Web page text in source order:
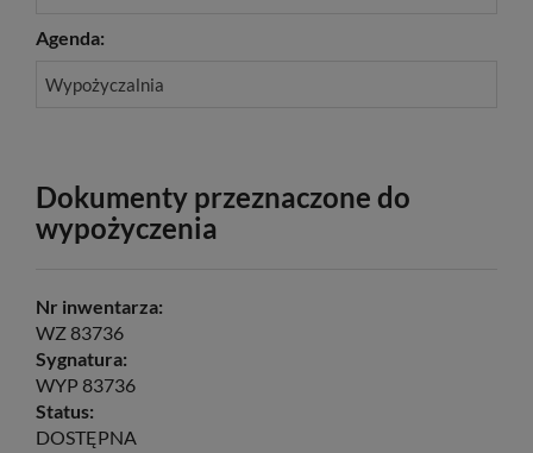
Agenda:
Wypożyczalnia
Dokumenty przeznaczone do
wypożyczenia
Nr inwentarza:
WZ 83736
Sygnatura:
WYP 83736
Status:
DOSTĘPNA